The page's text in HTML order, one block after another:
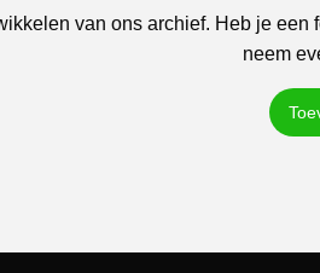
van ons archief. Heb je een
neem